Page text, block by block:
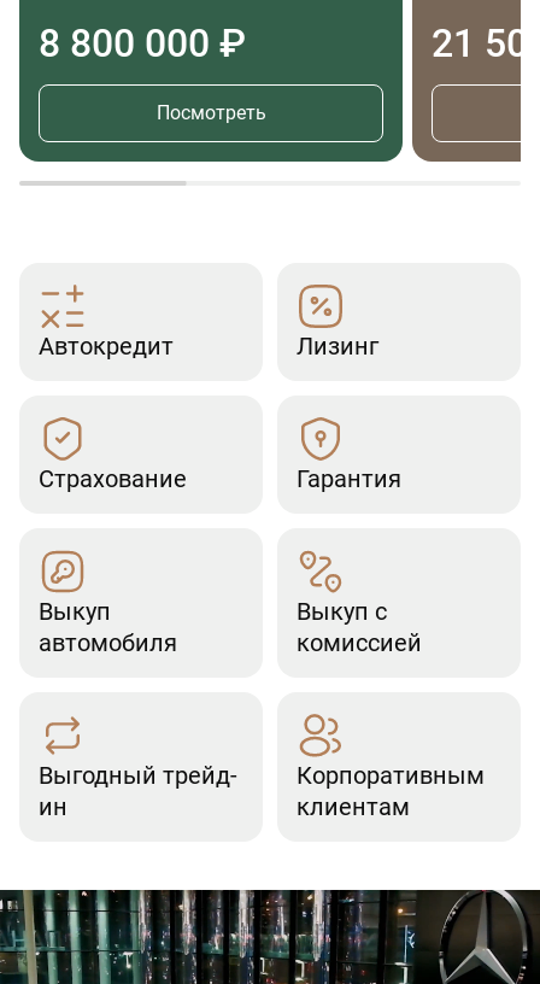
8 800 000 ₽
Посмотреть
21
Автокредит Лизинг
Страхование Гарантия
Выкуп
автомобиля
Выкуп с
комиссией
Выгодный трейд-
ин
Корпоративным
клиентам